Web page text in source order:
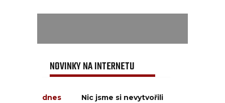
NOVINKY NA INTERNETU
dnes Nic jsme si nevytvořili